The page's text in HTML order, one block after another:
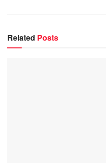
Related Posts